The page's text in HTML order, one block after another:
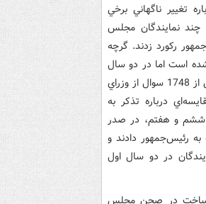
تغيير ناگهاني برخي
چند نمايندگان مجلس
رکورد زدند. گرچه
است اما در دو سال
اول فعاليت مجلس، طبق آمار اعلام شده، نمايندگان مجلس هشتم بيش از 1748 سوال از وزراي
درباره تذکر به
و هفتم، در صدر
حدود 300 تذکر در سال به به رئيس‌جمهور دادند و
سال رسيد. نمايندگان در دو سال اول
ساخت در صحن مجلس